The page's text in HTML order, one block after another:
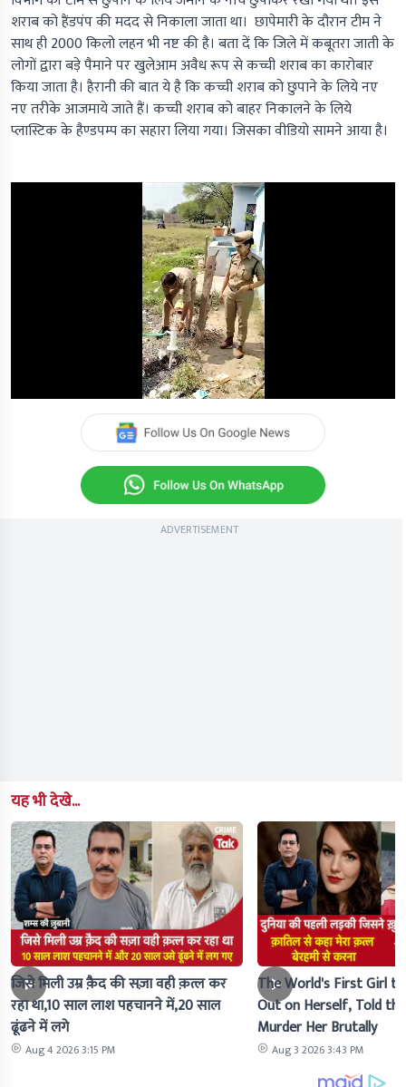
शराब को हैंडपंप की मदद से निकाला जाता था। छापेमारी के दौरान टीम ने
साथ ही 2000 किलो लहन भी नष्ट की है। बता दें कि जिले में कबूतरा जाती के
लोगों द्वारा बड़े पैमाने पर खुलेआम अवैध रूप से कच्ची शराब का कारोबार
किया जाता है। हैरानी की बात ये है कि कच्ची शराब को छुपाने के लिये नए
नए तरीके आजमाये जाते हैं। कच्ची शराब को बाहर निकालने के लिये
प्लास्टिक के हैण्डपम्प का सहारा लिया गया। जिसका वीडियो सामने आया है।
ADVERTISEMENT
यह भी देखे...
जिसे मिली उम्र क़ैद की सज़ा वही क़त्ल कर
रहा था,10 साल लाश पहचानने में,20 साल
ढूंढने में लगे
Aug 4 2026 3:15 PM
The World's First Girl
Out on Herself, Told
Murder Her Brutally
Aug 3 2026 3:43 PM